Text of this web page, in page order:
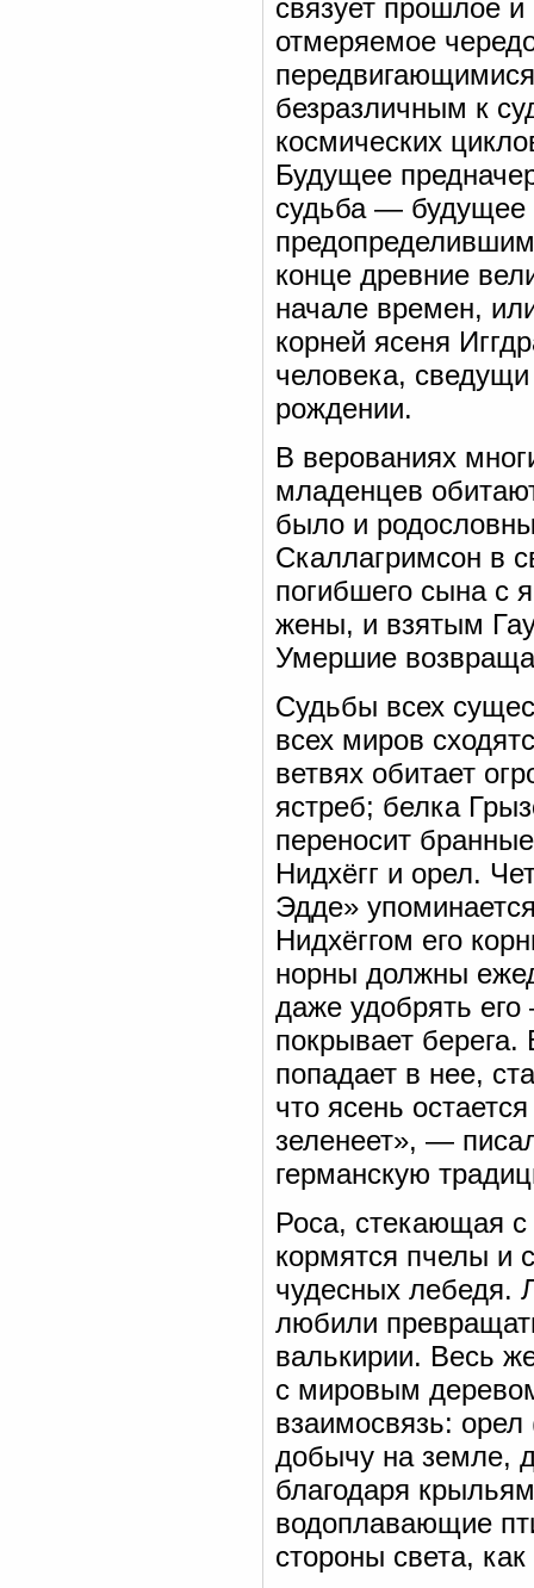
связует прошлое
отмеряемое
безразличным к
космических
Будущее
судьба — будущее
конце древние
начале времен,
корней ясеня
человека,
рождении.
В верованиях
младенцев
было и
Скаллагримсон в
погибшего сына с
жены, и взятым
Умершие
Судьбы всех
всех миров
ветвях обитает
ястреб; белка
переносит
Нидхёгг и орел.
Эдде»
Нидхёггом его
норны должны
даже удобрять
покрывает
попадает в нее,
что ясень
зеленеет», —
германскую
Роса, стекающая
кормятся пчелы и
чудесных лебедя.
любили
валькирии. Весь
с мировым
взаимосвязь:
добычу на земле,
благодаря
водоплавающие
стороны света,